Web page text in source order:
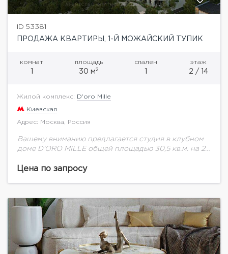
ID 53381
ПРОДАЖА КВАРТИРЫ, 1-Й МОЖАЙСКИЙ ТУПИК
комнат
1
площадь
30 м2
спален
1
этаж
2 / 14
Жилой комплекс: D'oro Mille
Киевская
Адрес: Москва, Россия
Вашему вниманию предлагается студия в клубном
доме D’ORO MILLE общей площадью 30,5 кв.м. на 2
проект, расположенный всего в 2 км...
Цена по запросу